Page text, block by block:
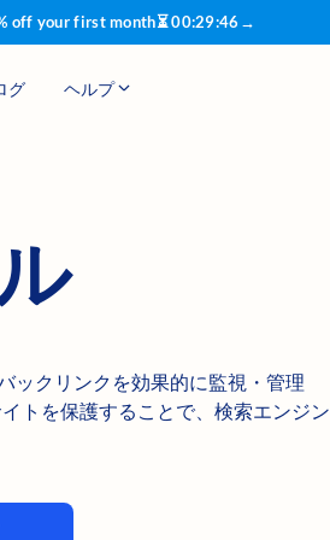
off your first month⏳00:29:45 →
グ ヘルプ
ックリンクを効果的に監視・管理
トを保護することで、検索エンジン